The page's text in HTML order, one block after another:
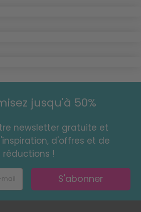
jusqu'à 50%
newsletter gratuite et
d'offres et de
réductions !
S'abonner